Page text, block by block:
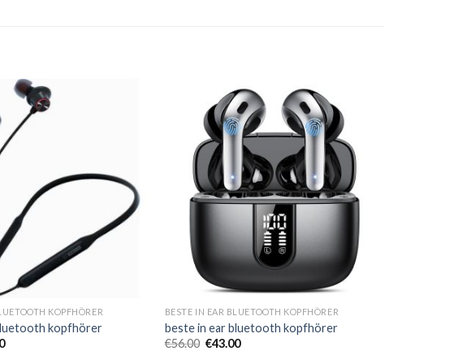
KOPFHÖRER
kopfhörer
BESTE IN EAR BLUETOOTH KOPFHÖRER
beste in ear bluetooth kopfhörer
€56.00 €43.00